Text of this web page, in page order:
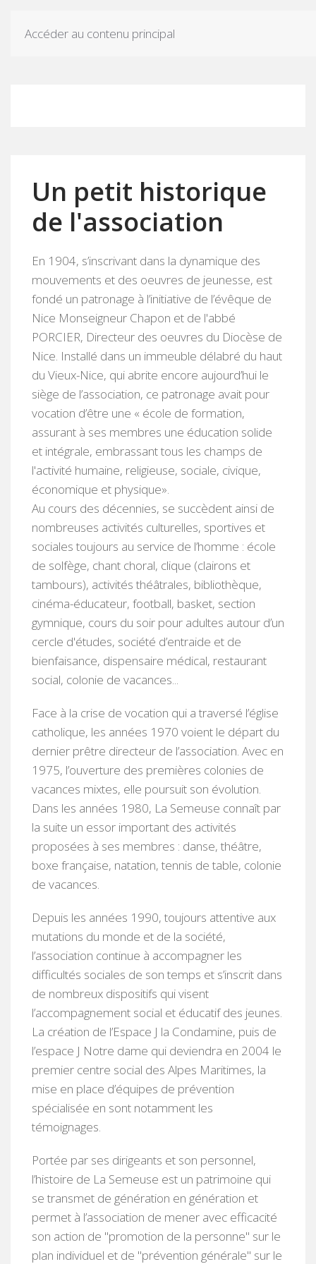
Accéder au contenu principal
Un petit historique
de l'association
En 1904, s’inscrivant dans la dynamique des
mouvements et des oeuvres de jeunesse, est
fondé un patronage à l’initiative de l’évêque de
Nice Monseigneur Chapon et de l'abbé
PORCIER, Directeur des oeuvres du Diocèse de
Nice. Installé dans un immeuble délabré du haut
du Vieux-Nice, qui abrite encore aujourd’hui le
siège de l’association, ce patronage avait pour
vocation d’être une « école de formation,
assurant à ses membres une éducation solide
et intégrale, embrassant tous les champs de
l'activité humaine, religieuse, sociale, civique,
économique et physique».
Au cours des décennies, se succèdent ainsi de
nombreuses activités culturelles, sportives et
sociales toujours au service de l’homme : école
de solfège, chant choral, clique (clairons et
tambours), activités théâtrales, bibliothèque,
cinéma-éducateur, football, basket, section
gymnique, cours du soir pour adultes autour d’un
cercle d'études, société d’entraide et de
bienfaisance, dispensaire médical, restaurant
social, colonie de vacances...
Face à la crise de vocation qui a traversé l’église
catholique, les années 1970 voient le départ du
dernier prêtre directeur de l’association. Avec en
1975, l’ouverture des premières colonies de
vacances mixtes, elle poursuit son évolution.
Dans les années 1980, La Semeuse connaît par
la suite un essor important des activités
proposées à ses membres : danse, théâtre,
boxe française, natation, tennis de table, colonie
de vacances.
Depuis les années 1990, toujours attentive aux
mutations du monde et de la société,
l’association continue à accompagner les
difficultés sociales de son temps et s’inscrit dans
de nombreux dispositifs qui visent
l’accompagnement social et éducatif des jeunes.
La création de l’Espace J la Condamine, puis de
l’espace J Notre dame qui deviendra en 2004 le
premier centre social des Alpes Maritimes, la
mise en place d’équipes de prévention
spécialisée en sont notamment les
témoignages.
Portée par ses dirigeants et son personnel,
l’histoire de La Semeuse est un patrimoine qui
se transmet de génération en génération et
permet à l’association de mener avec efficacité
son action de "promotion de la personne" sur le
plan individuel et de "prévention générale" sur le